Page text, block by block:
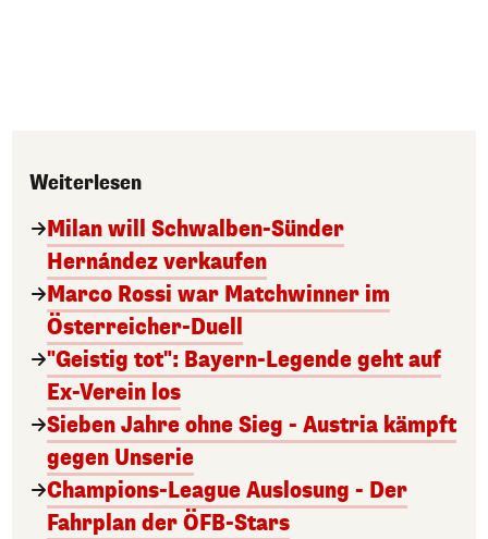
Weiterlesen
Milan will Schwalben-Sünder
Hernández verkaufen
Marco Rossi war Matchwinner im
Österreicher-Duell
"Geistig tot": Bayern-Legende geht auf
Ex-Verein los
Sieben Jahre ohne Sieg - Austria kämpft
gegen Unserie
Champions-League Auslosung - Der
Fahrplan der ÖFB-Stars